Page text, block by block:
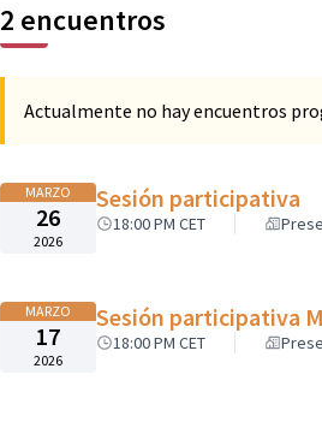
2 encuentros
Actualmente no hay encuentros
MARZO
26
2026
Sesión participativa
18:00 PM CET
MARZO
17
2026
Sesión participativa
18:00 PM CET